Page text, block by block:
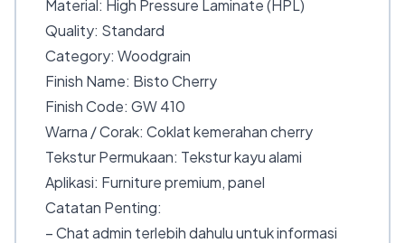
Material: High Pressure Laminate (HPL)
Quality: Standard
Category: Woodgrain
Finish Name: Bisto Cherry
Finish Code: GW 410
Warna / Corak: Coklat kemerahan cherry
Tekstur Permukaan: Tekstur kayu alami
Aplikasi: Furniture premium, panel
Catatan Penting:
– Chat admin terlebih dahulu untuk informasi